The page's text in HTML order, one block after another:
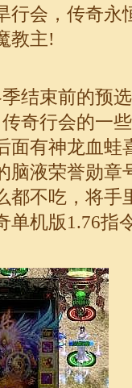
会， 传奇永
教主!
结束前的预
奇行会的一
面有神龙血蛙
脑液荣誉勋章
都不吃，将手
单机版1.76指